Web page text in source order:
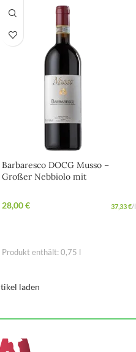
Barbaresco DOCG Musso –
Großer Nebbiolo mit
28,00€ 37,33€/l
Produkt enthält: 0,75 l
laden